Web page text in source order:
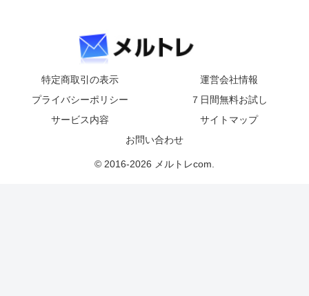
特定商取引の表示
運営会社情報
プライバシーポリシー
７日間無料お試し
サービス内容
サイトマップ
お問い合わせ
© 2016-2026 メルトレcom.